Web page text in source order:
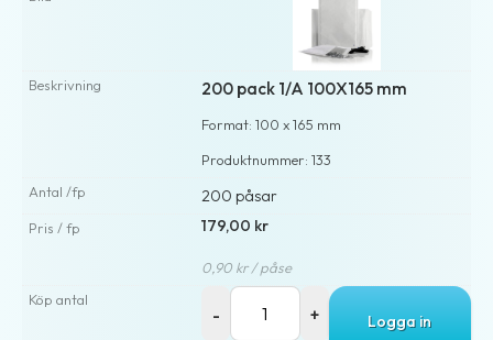
200 pack 1/A 100X165 mm
Format: 100 x 165 mm
Produktnummer: 133
200 påsar
179,00 kr
0,90 kr / påse
Logga in